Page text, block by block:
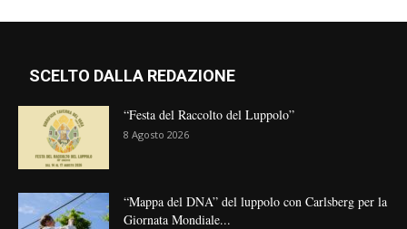
SCELTO DALLA REDAZIONE
“Festa del Raccolto del Luppolo”
8 Agosto 2026
“Mappa del DNA” del luppolo con Carlsberg per la
Giornata Mondiale...